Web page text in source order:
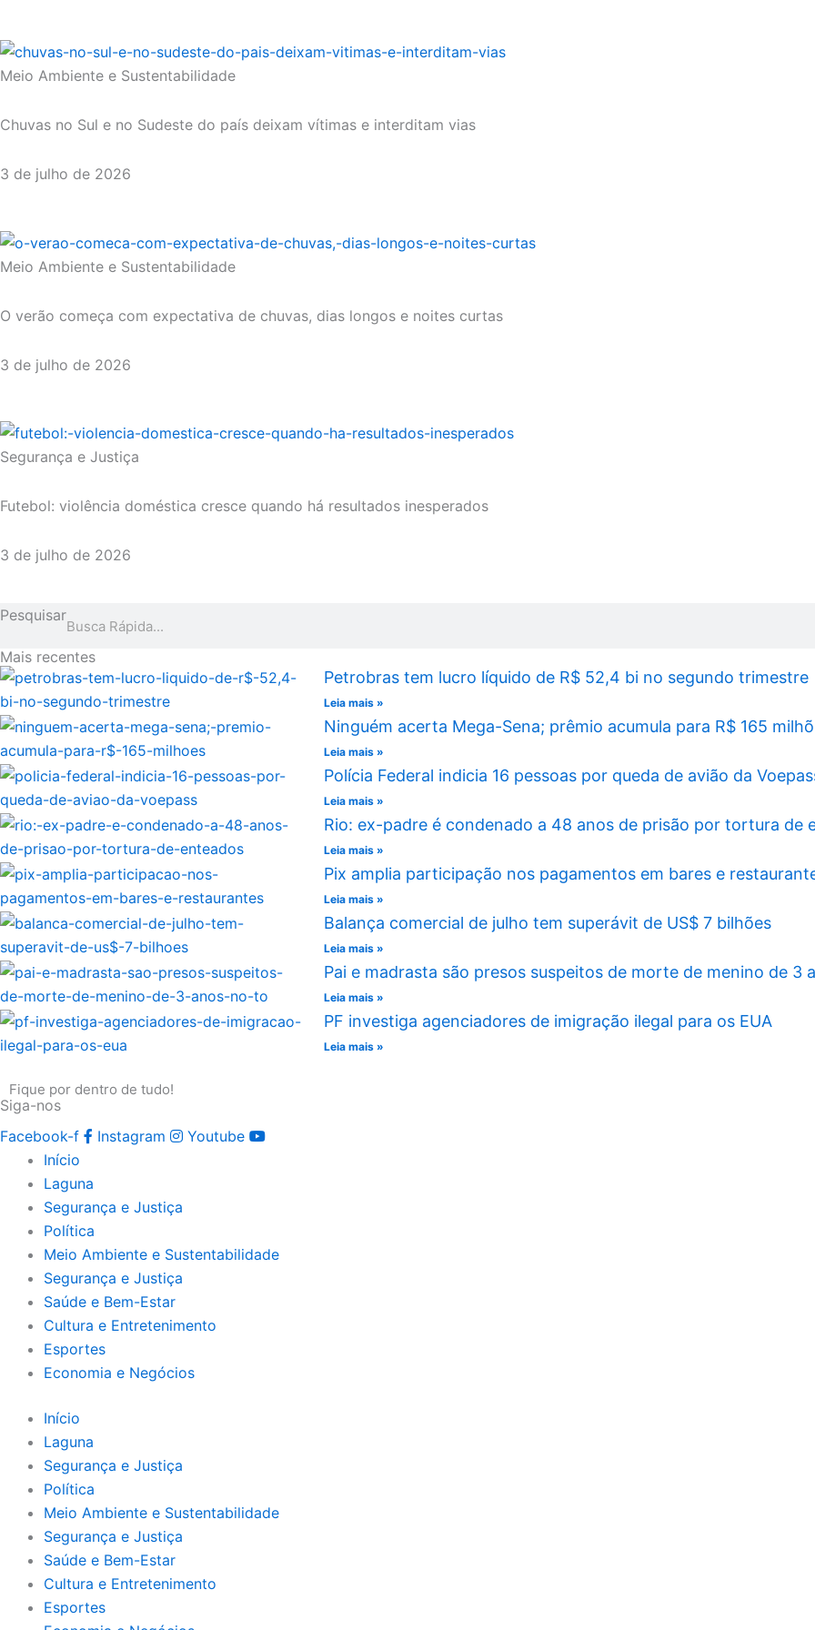
Meio Ambiente e Sustentabilidade
Chuvas no Sul e no Sudeste do país deixam vítimas e interditam vias
3 de julho de 2026
Meio Ambiente e Sustentabilidade
O verão começa com expectativa de chuvas, dias longos e noites curtas
3 de julho de 2026
Segurança e Justiça
Futebol: violência doméstica cresce quando há resultados inesperados
3 de julho de 2026
Pesquisar
Mais recentes
Petrobras tem lucro líquido de R$ 52,4 bi no segundo trimestre
Leia mais »
Ninguém acerta Mega-Sena; prêmio acumula para R$ 165
Leia mais »
Polícia Federal indicia 16 pessoas por queda de avião da
Leia mais »
Rio: ex-padre é condenado a 48 anos de prisão por tortura de
Leia mais »
Pix amplia participação nos pagamentos em bares e
Leia mais »
Balança comercial de julho tem superávit de US$ 7 bilhões
Leia mais »
Pai e madrasta são presos suspeitos de morte de menino de 3
Leia mais »
PF investiga agenciadores de imigração ilegal para os EUA
Leia mais »
Fique por dentro de tudo!
Siga-nos
Facebook-f
Instagram
Youtube
Início
Laguna
Segurança e Justiça
Política
Meio Ambiente e Sustentabilidade
Segurança e Justiça
Saúde e Bem-Estar
Cultura e Entretenimento
Esportes
Economia e Negócios
Início
Laguna
Segurança e Justiça
Política
Meio Ambiente e Sustentabilidade
Segurança e Justiça
Saúde e Bem-Estar
Cultura e Entretenimento
Esportes